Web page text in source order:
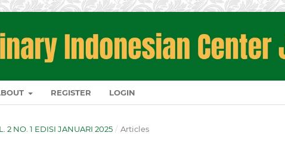
REGISTER LOGIN
2 NO. 1 EDISI JANUARI 2025 / Articles